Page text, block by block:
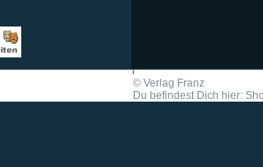
© Verlag Franz
Du befindest Dich hier: